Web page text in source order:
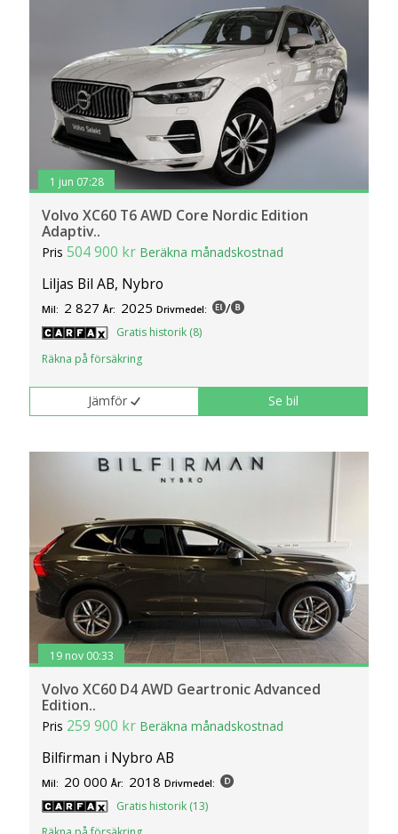
1 jun 07:28
Volvo XC60 T6 AWD Core Nordic Edition
Adaptiv..
Pris504 900 kr Beräkna månadskostnad
Liljas Bil AB, Nybro
Mil: 2 827 År: 2025 Drivmedel: /
Gratis historik (8)
Räkna på försäkring
Jämför Se bil
19 nov 00:33
Volvo XC60 D4 AWD Geartronic Advanced
Edition..
Pris 259 900 kr Beräkna månadskostnad
Bilfirman i Nybro AB
Mil: 20 000 År: 2018 Drivmedel:
Gratis historik (13)